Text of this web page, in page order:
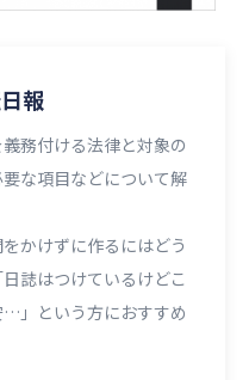
報
務付ける法律と対象の
な項目などについて解
をかけずに作るにはどう
誌はつけているけどこ
」という方におすすめ